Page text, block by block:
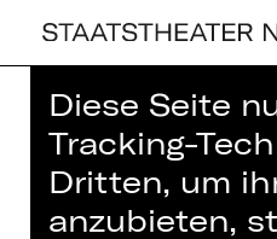
Home> Haus>
Katja Haß
Diese Seite
Tracking-
Dritten, um
anzubieten,